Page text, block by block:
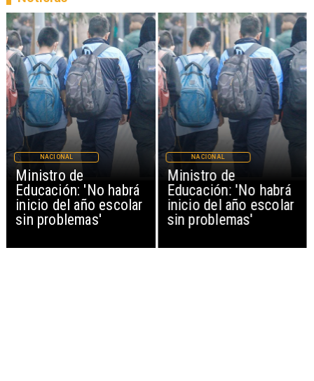
Ministro de
Educación: 'No habrá
inicio del año escolar
sin problemas'
NACIONAL
Ministro de
Educación: 'No habrá
inicio del año escolar
sin problemas'
NACIONAL